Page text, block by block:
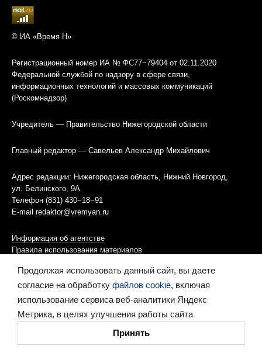
© ИА «Время Н»
Регистрационный номер ИА № ФС77−79404 от 02.11.2020
Федеральной службой по надзору в сфере связи,
информационных технологий и массовых коммуникаций
(Роскомнадзор)
Учредитель — Правительство Нижегородской области
Главный редактор — Савельев Александр Михайлович
Адрес редакции: Нижегородская область, Нижний Новгород,
ул. Белинского, 9А
Телефон (831) 430−18−91
E-mail redaktor@vremyan.ru
Информация об агентстве
Правила использования материалов
Информационная политика использования «cookies»-файлов
Ресурс содержит материалы 16+
Продолжая использовать данный сайт, вы даете
согласие на обработку файлов cookie, включая
использование сервиса веб-аналитики Яндекс
Метрика, в целях улучшения работы сайта
Принять